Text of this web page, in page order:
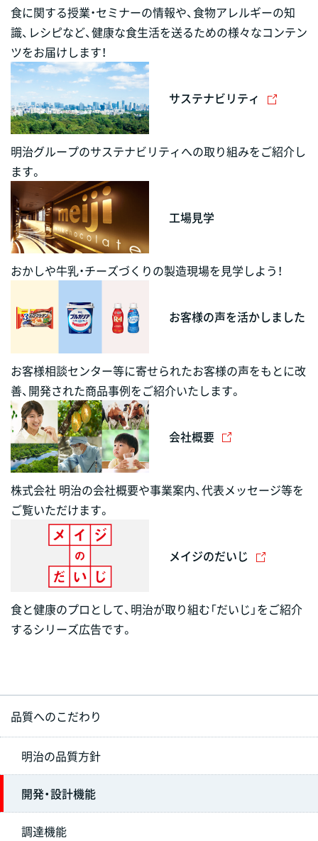
食に関する授業・セミナーの情報や、食物アレルギーの知
識、レシピなど、健康な食生活を送るための様々なコンテン
ツをお届けします！
サステナビリティ
明治グループのサステナビリティへの取り組みをご紹介し
ます。
工場見学
おかしや牛乳・チーズづくりの製造現場を見学しよう！
お客様の声を活かしました
お客様相談センター等に寄せられたお客様の声をもとに改
善、開発された商品事例をご紹介いたします。
会社概要
株式会社 明治の会社概要や事業案内、代表メッセージ等を
ご覧いただけます。
メイジのだいじ
食と健康のプロとして、明治が取り組む「だいじ」をご紹介
するシリーズ広告です。
品質へのこだわり
明治の品質方針
開発・設計機能
調達機能